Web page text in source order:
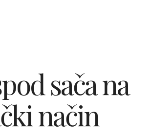
sača na
način